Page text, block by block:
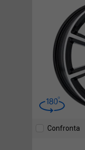
Confronta